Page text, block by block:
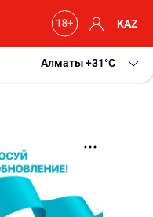
KAZ
Алматы+31 C